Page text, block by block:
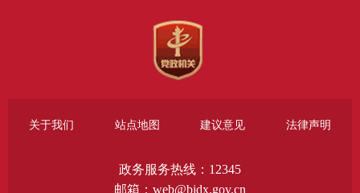
关于我们 站点地图 建议意见 法律声明
政务服务热线：12345
邮箱：web@bjdx.gov.cn